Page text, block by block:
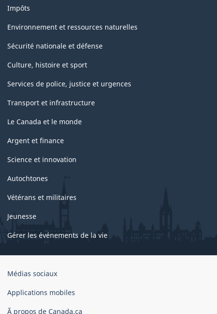
Impôts
Environnement et ressources naturelles
Sécurité nationale et défense
Culture, histoire et sport
Services de police, justice et urgences
Transport et infrastructure
Le Canada et le monde
Argent et finance
Science et innovation
Autochtones
Vétérans et militaires
Jeunesse
Gérer les événements de la vie
Organisation
gouvernement
Médias sociaux
Applications mobiles
Ã propos de Canada.ca